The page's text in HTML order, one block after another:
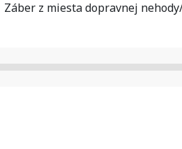
Záber z miesta dopravnej